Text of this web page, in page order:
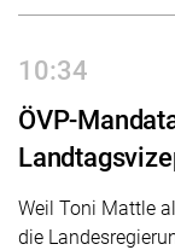
10:34
ÖVP-
Weil Toni Mattle
die